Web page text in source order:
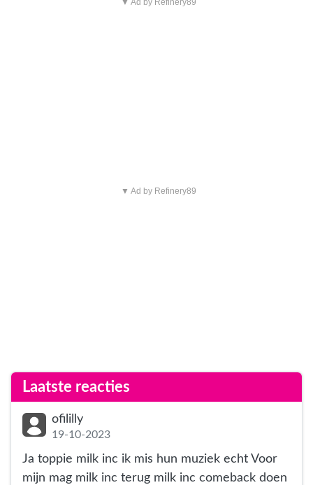
▼ Ad by Refinery89
Laatste reacties
ofililly
19-10-2023
Ja toppie milk inc ik mis hun muziek echt Voor
mijn mag milk inc terug milk inc comeback doen